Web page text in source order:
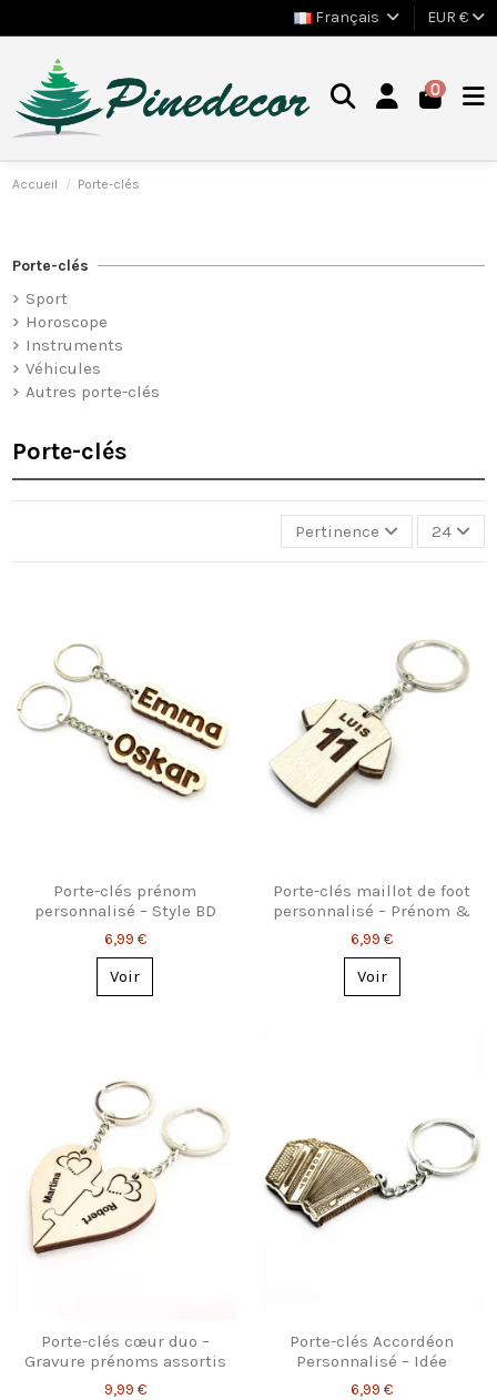
Français EUR €
0
Accueil Porte-clés
Porte-clés
Pertinence 24
Porte-clés prénom
personnalisé – Style BD
original
6,99 €
Voir
Porte-clés maillot de foot
personnalisé – Prénom &
numéro
6,99 €
Voir
Porte-clés cœur duo –
Gravure prénoms assortis
9,99 €
Porte-clés Accordéon
Personnalisé – Idée
Cadeau pour Musicien
6,99 €
Porte-clés
Sport
Horoscope
Instruments
Véhicules
Autres porte-clés